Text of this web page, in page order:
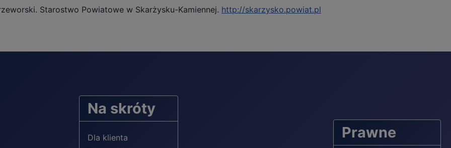
Starostwo Powiatowe w Skarżysku-Kamiennej. http://skarzysko.powiat.pl
Na skróty
Dla klienta
Prawne